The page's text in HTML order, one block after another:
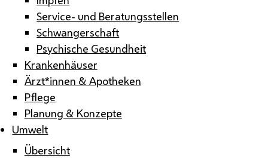
Service- und Beratungsstellen
Schwangerschaft
Psychische Gesundheit
Krankenhäuser
Ärzt*innen & Apotheken
Pflege
Planung & Konzepte
Umwelt
Übersicht